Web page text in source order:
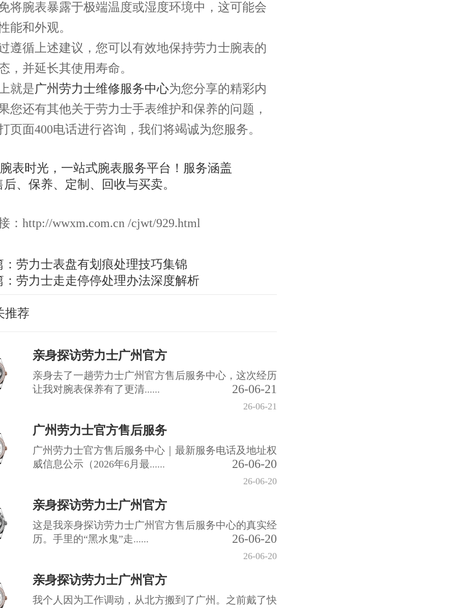
表暴露于极端温度或湿度环境中，这可能会
能和外观。
上述建议，您可以有效地保持劳力士腕表的
，并延长其使用寿命。
是广州劳力士维修服务中心为您分享的精彩内
您还有其他关于劳力士手表维护和保养的问题，
页面400电话进行咨询，我们将竭诚为您服务。
：http://wwxm.com.cn /cjwt/929.html
劳力士表盘有划痕处理技巧集锦
劳力士走走停停处理办法深度解析
推荐
亲身探访劳力士广州官方
亲身去了一趟劳力士广州官方售后服务中心，这次经历
让我对腕表保养有了更清......
26-06-21
26-06-21
广州劳力士官方售后服务
广州劳力士官方售后服务中心｜最新服务电话及地址权
威信息公示（2026年6月最......
26-06-20
26-06-20
亲身探访劳力士广州官方
这是我亲身探访劳力士广州官方售后服务中心的真实经
历。手里的“黑水鬼”走......
26-06-20
26-06-20
亲身探访劳力士广州官方
我个人因为工作调动，从北方搬到了广州。之前戴了快